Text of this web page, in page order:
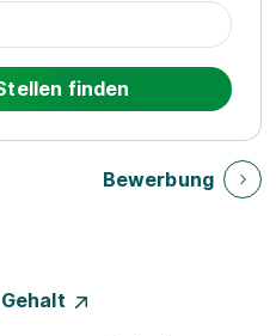
finden
Bewerbung
Gehalt